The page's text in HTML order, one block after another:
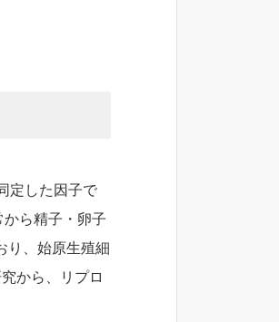
定した因子で
ら精子・卵子
り、始原生殖細
から、リプロ